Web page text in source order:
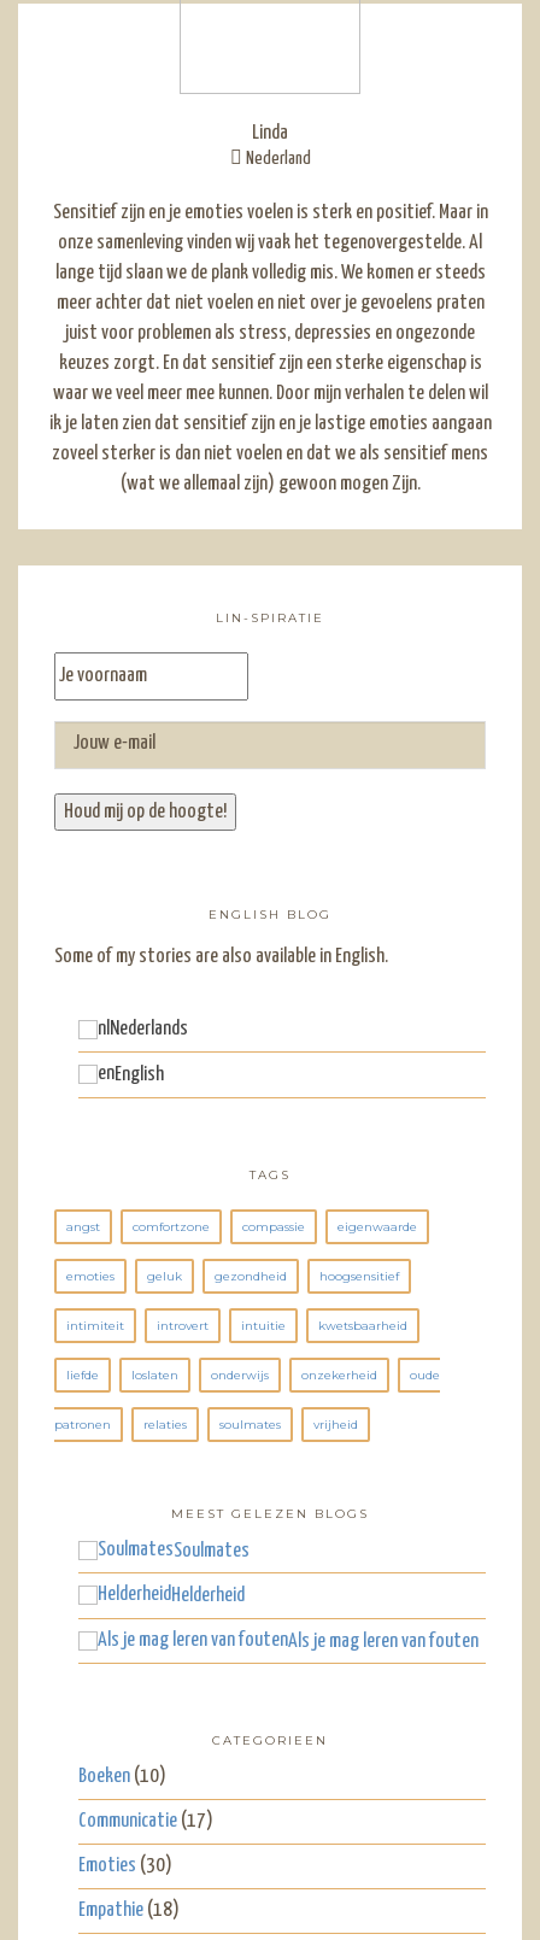
Linda
Nederland
Sensitief zijn en je emoties voelen is sterk en positief. Maar in
onze samenleving vinden wij vaak het tegenovergestelde. Al
lange tijd slaan we de plank volledig mis. We komen er steeds
meer achter dat niet voelen en niet over je gevoelens praten
juist voor problemen als stress, depressies en ongezonde
keuzes zorgt. En dat sensitief zijn een sterke eigenschap is
waar we veel meer mee kunnen. Door mijn verhalen te delen wil
ik je laten zien dat sensitief zijn en je lastige emoties aangaan
zoveel sterker is dan niet voelen en dat we als sensitief mens
(wat we allemaal zijn) gewoon mogen Zijn.
LIN-SPIRATIE
ENGLISH BLOG
Some of my stories are also available in English.
Nederlands
English
TAGS
angst comfortzone compassie eigenwaarde
emoties geluk gezondheid hoogsensitief
intimiteit introvert intuitie kwetsbaarheid
liefde loslaten onderwijs onzekerheid oude
patronen relaties soulmates vrijheid
MEEST GELEZEN BLOGS
Soulmates
Helderheid
Als je mag leren van fouten
CATEGORIEEN
Boeken (10)
Communicatie (17)
Emoties (30)
Empathie (18)